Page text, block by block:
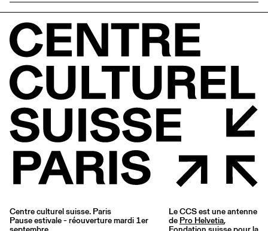
Centre culturel suisse. Paris
Pause estivale - réouverture mardi 1er
Le CCS est une antenne
de Pro Helvetia,